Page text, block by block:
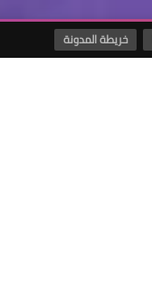
خريطة المدونة